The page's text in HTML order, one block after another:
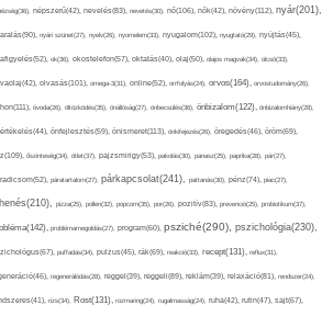
népszerű(42), nevelés(83), nevetés(30), nő(106), nők(42), növény(112), nyár(201),
nyári szünet(27), nyelv(26), nyomelem(33), nyugalom(102), nyugtató(29), nyújtás(45),
ok(36), okostelefon(57), oktatás(40), olaj(50), olajos magvak(34), olcsó(33),
olvasás(101), omega-3(31), online(52), orrfolyás(24), orvos(164), orvostudomány(26),
óvoda(26), öltözködés(35), önállóság(27), önbecsülés(36), önbizalom(122), önbizalomhiány(28),
önfejlesztés(59), önismeret(113), önkifejezés(26), öregedés(46), öröm(69),
őszinteség(34), ötlet(37), pajzsmirigy(53), pakolás(30), panasz(25), paprika(28), pár(27),
páratartalom(27), párkapcsolat(241), pattanás(30), pénz(74), piac(27),
pizza(25), pollen(32), popcorn(35), por(26), pozitív(83), prevenció(25), probiotikum(37),
problémamegoldás(27), program(60), psziché(290), pszichológia(230),
puffadás(34), pulzus(45), rák(69), reakció(33), recept(131), reflux(31),
regenerálódás(28), reggel(39), reggeli(89), reklám(39), relaxáció(81), rendszer(24),
rizs(34), Rost(131), rozmaring(24), rugalmasság(24), ruha(42), rutin(47), sajt(67),